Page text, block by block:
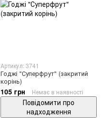
Артикул: 3741
Годжі "Суперфрут" (закритий
корінь)
105 грн Немає в наявності
Повідомити про
надходження